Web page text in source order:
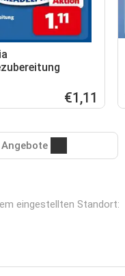
€1,11
eingestellten Standort: